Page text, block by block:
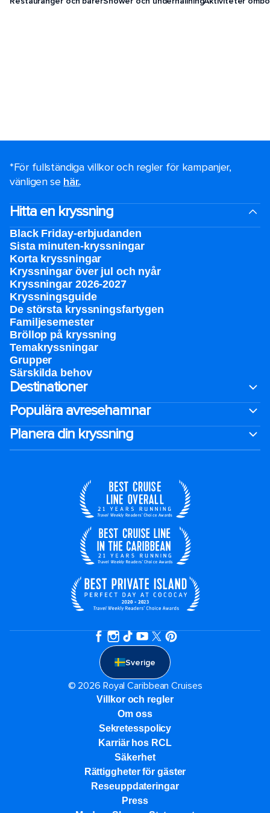
*För fullständiga villkor och regler för kampanjer,
vänligen se här..
Hitta en kryssning
Black Friday-erbjudanden
Sista minuten-kryssningar
Korta kryssningar
Kryssningar över jul och nyår
Kryssningar 2026-2027
Kryssningsguide
De största kryssningsfartygen
Familjesemester
Bröllop på kryssning
Temakryssningar
Grupper
Särskilda behov
Destinationer
Populära avresehamnar
Planera din kryssning
Sverige
© 2026 Royal Caribbean Cruises
Villkor och regler
Om oss
Sekretesspolicy
Karriär hos RCL
Säkerhet
Rättiggheter för gäster
Reseuppdateringar​
Press